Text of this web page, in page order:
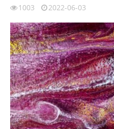
1003 2022-06-03